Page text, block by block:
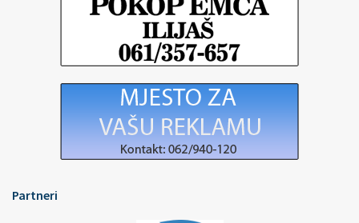
Partneri